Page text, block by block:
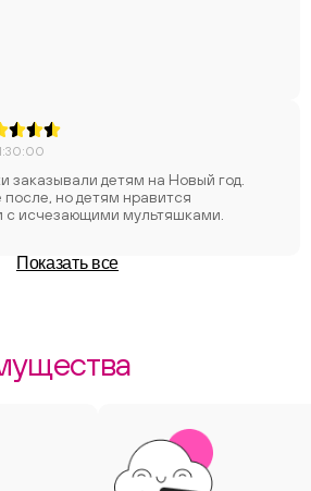
заказывали детям на Новый год.
но детям нравится
с исчезающими мультяшками.
Показать все